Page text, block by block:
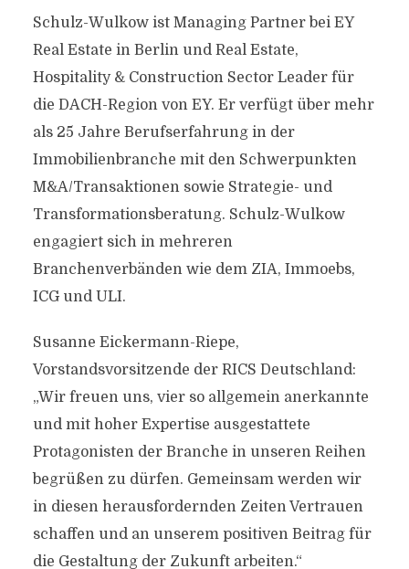
Schulz-Wulkow ist Managing Partner bei EY
Real Estate in Berlin und Real Estate,
Hospitality & Construction Sector Leader für
die DACH-Region von EY. Er verfügt über mehr
als 25 Jahre Berufserfahrung in der
Immobilienbranche mit den Schwerpunkten
M&A/Transaktionen sowie Strategie- und
Transformationsberatung. Schulz-Wulkow
engagiert sich in mehreren
Branchenverbänden wie dem ZIA, Immoebs,
ICG und ULI.
Susanne Eickermann-Riepe,
Vorstandsvorsitzende der RICS Deutschland:
„Wir freuen uns, vier so allgemein anerkannte
und mit hoher Expertise ausgestattete
Protagonisten der Branche in unseren Reihen
begrüßen zu dürfen. Gemeinsam werden wir
in diesen herausfordernden Zeiten Vertrauen
schaffen und an unserem positiven Beitrag für
die Gestaltung der Zukunft arbeiten.“